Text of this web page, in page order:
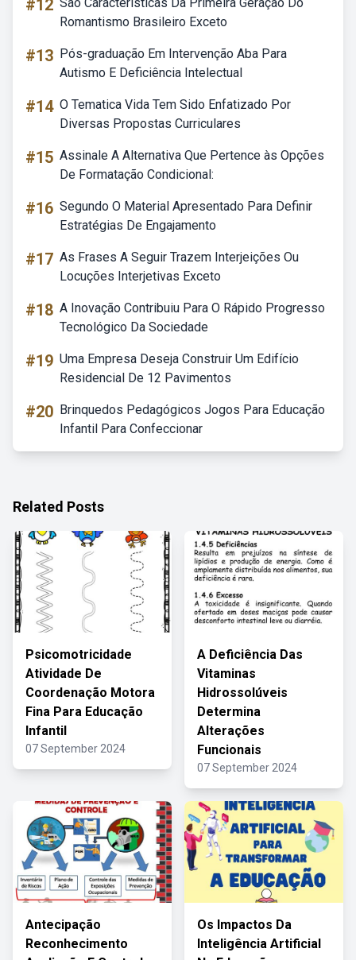
#12
Romantismo Brasileiro Exceto
#13 Pós-graduação Em Intervenção Aba Para
Autismo E Deficiência Intelectual
#14 O Tematica Vida Tem Sido Enfatizado Por
Diversas Propostas Curriculares
#15 Assinale A Alternativa Que Pertence às Opções
De Formatação Condicional:
#16 Segundo O Material Apresentado Para Definir
Estratégias De Engajamento
#17 As Frases A Seguir Trazem Interjeições Ou
Locuções Interjetivas Exceto
#18 A Inovação Contribuiu Para O Rápido Progresso
Tecnológico Da Sociedade
#19 Uma Empresa Deseja Construir Um Edifício
Residencial De 12 Pavimentos
#20 Brinquedos Pedagógicos Jogos Para Educação
Infantil Para Confeccionar
Related Posts
Psicomotricidade
Atividade De
Coordenação Motora
Fina Para Educação
Infantil
07 September 2024
A Deficiência Das
Vitaminas
Hidrossolúveis
Determina
Alterações
Funcionais
07 September 2024
Antecipação
Reconhecimento
Os Impactos Da
Inteligência Artificial